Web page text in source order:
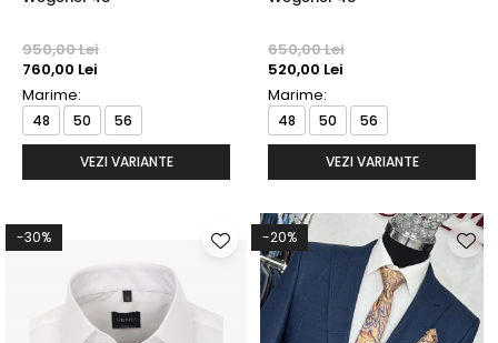
950,00 Lei
760,00 Lei
Marime:
48 50 56
VEZI VARIANTE
650,00 Lei
520,00 Lei
Marime:
48 50 56
VEZI VARIANTE
-30% -20%